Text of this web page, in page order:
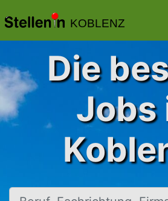
KOBLENZ
Die
Jobs
Beruf, Fachrichtung, Firma